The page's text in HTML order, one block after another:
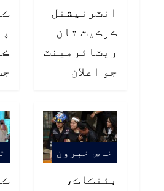
انٽرنيشنل
ڪرڪيٽ تان
ريٽائرمينٽ
جو اعلان
خاص خبرون
بئنڪاڪ،